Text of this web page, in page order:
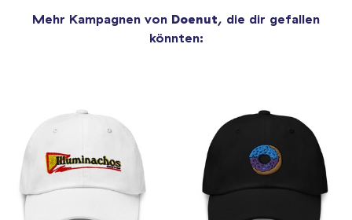
Mehr Kampagnen von Doenut, die dir gefallen
könnten: